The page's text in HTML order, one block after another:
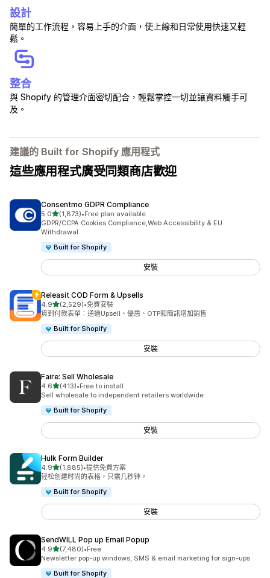
設計
簡單的工作流程，容易上手的介面，使上線和日常使用快速又輕
鬆。
整合
與 Shopify 的管理介面密切配合，輕鬆掌控一切並讓資料觸手可
及。
建議的 Built for Shopify 應用程式
這些應用程式廣受同類商店歡迎
Consentmo GDPR Compliance
5.0滿分 5 顆星
(1,873)
共有 1873 則評價
•Free plan available
GDPR/CCPA Cookies Compliance,Web Accessibility & EU
Withdrawal
Built for Shopify
安裝
Releasit COD Form & Upsells
4.9滿分 5 顆星
(2,529)
共有 2529 則評價
•免費安裝
貨到付款表單：通過Upsell、優惠、OTP和簡訊增加銷售
Built for Shopify
安裝
Faire: Sell Wholesale
4.6滿分 5 顆星
(413)
共有 413 則評價
•Free to install
Sell wholesale to independent retailers worldwide
Built for Shopify
安裝
Hulk Form Builder
4.9滿分 5 顆星
(1,885)
共有 1885 則評價
•提供免費方案
轻松创建时尚的表格，只需几秒钟。
Built for Shopify
安裝
SendWILL Pop up Email Popup
4.9滿分 5 顆星
(7,480)
共有 7480 則評價
•Free
Newsletter pop-up windows, SMS & email marketing for sign-ups
Built for Shopify